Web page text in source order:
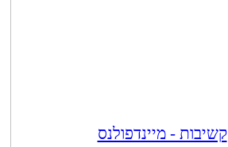
קשיבות - מיינדפולנס